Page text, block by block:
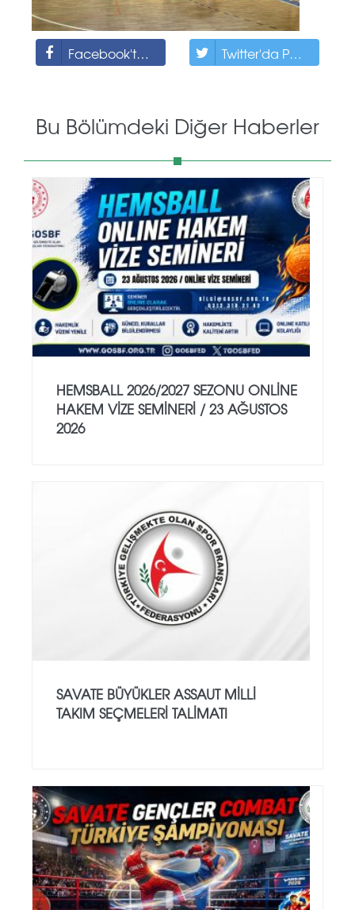
Facebook'ta Paylaş Twitter'da Paylaş
Bu Bölümdeki Diğer Haberler
HEMSBALL 2026/2027 SEZONU ONLİNE
HAKEM VİZE SEMİNERİ / 23 AĞUSTOS
2026
SAVATE BÜYÜKLER ASSAUT MİLLİ
TAKIM SEÇMELERİ TALİMATI